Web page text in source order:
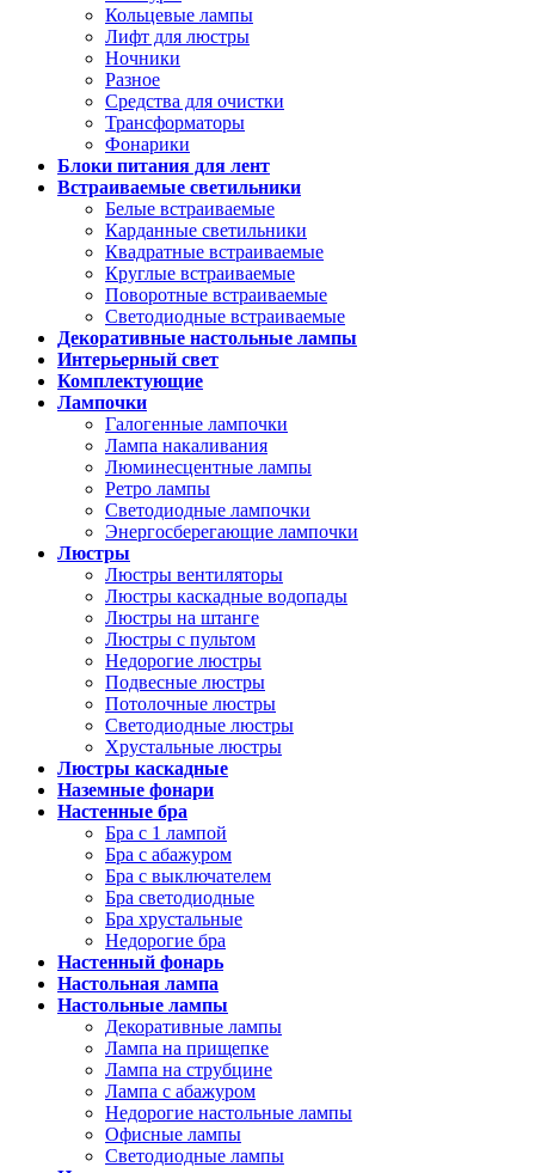
Кольцевые лампы
Лифт для люстры
Ночники
Разное
Средства для очистки
Трансформаторы
Фонарики
Блоки питания для лент
Встраиваемые светильники
Белые встраиваемые
Карданные светильники
Квадратные встраиваемые
Круглые встраиваемые
Поворотные встраиваемые
Светодиодные встраиваемые
Декоративные настольные лампы
Интерьерный свет
Комплектующие
Лампочки
Галогенные лампочки
Лампа накаливания
Люминесцентные лампы
Ретро лампы
Светодиодные лампочки
Энергосберегающие лампочки
Люстры
Люстры вентиляторы
Люстры каскадные водопады
Люстры на штанге
Люстры с пультом
Недорогие люстры
Подвесные люстры
Потолочные люстры
Светодиодные люстры
Хрустальные люстры
Люстры каскадные
Наземные фонари
Настенные бра
Бра с 1 лампой
Бра с абажуром
Бра с выключателем
Бра светодиодные
Бра хрустальные
Недорогие бра
Настенный фонарь
Настольная лампа
Настольные лампы
Декоративные лампы
Лампа на прищепке
Лампа на струбцине
Лампа с абажуром
Недорогие настольные лампы
Офисные лампы
Светодиодные лампы